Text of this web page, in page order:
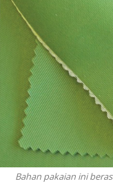
Bahan pakaian ini